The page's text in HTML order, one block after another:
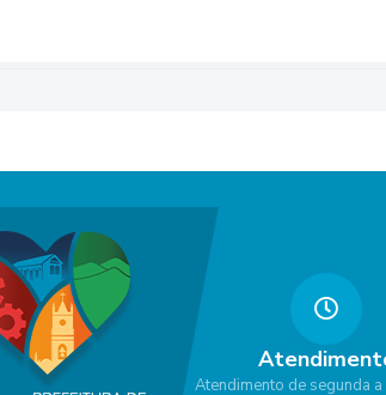
Atendimento de segunda